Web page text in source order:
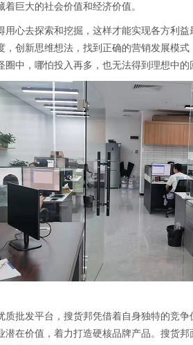
巨大的社会价值和经济价值。
用心去探索和挖掘，这样才能实现各方利
，创新思维想法，找到正确的营销发展模
中，哪怕投入再多，也无法得到理想中的
质批发平台，搜货邦凭借着自身独特的竞
潜在价值，着力打造硬核品牌产品。搜货